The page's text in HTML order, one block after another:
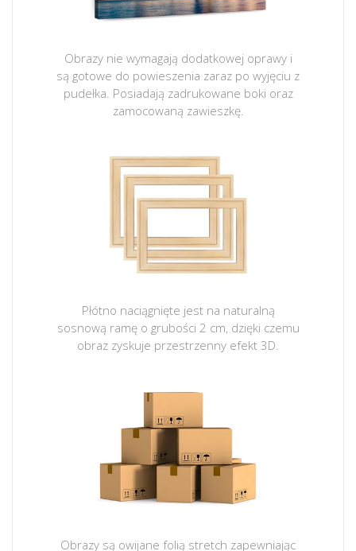
Obrazy nie wymagają dodatkowej oprawy i
są gotowe do powieszenia zaraz po wyjęciu z
pudełka. Posiadają zadrukowane boki oraz
zamocowaną zawieszkę.
Płótno naciągnięte jest na naturalną
sosnową ramę o grubości 2 cm, dzięki czemu
obraz zyskuje przestrzenny efekt 3D.
Obrazy są owijane folią stretch zapewniając